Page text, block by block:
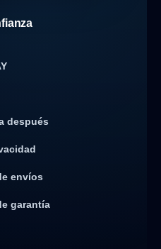
después
envíos
garantía